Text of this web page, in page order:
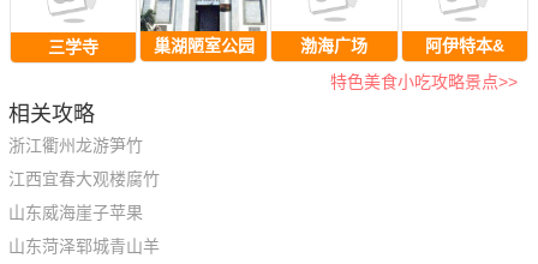
三学寺 巢湖陋室公园 渤海广场
阿伊特本&
特色美食小吃攻略景点>>
相关攻略
浙江衢州龙游笋竹
江西宜春大观楼腐竹
山东威海崖子苹果
山东菏泽郓城青山羊